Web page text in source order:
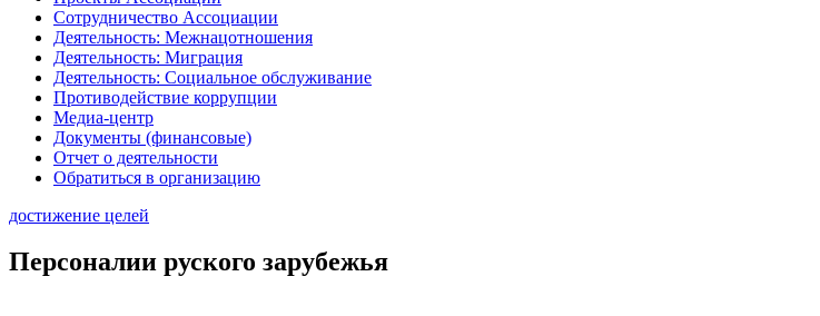
Сотрудничество Ассоциации
Деятельность: Межнацотношения
Деятельность: Миграция
Деятельность: Социальное обслуживание
Противодействие коррупции
Медиа-центр
Документы (финансовые)
Отчет о деятельности
Обратиться в организацию
достижение целей
Персоналии руского зарубежья